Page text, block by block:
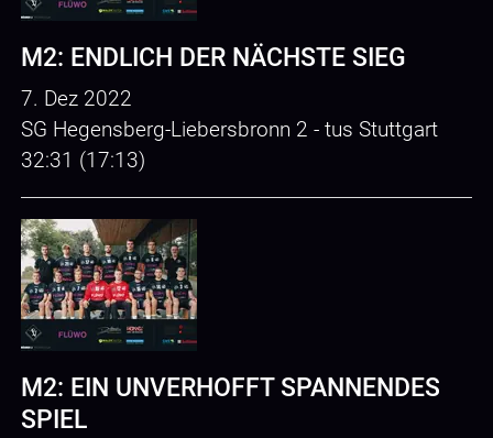
M2: ENDLICH DER NÄCHSTE SIEG
7. Dez 2022
SG Hegensberg-Liebersbronn 2 - tus Stuttgart
32:31 (17:13)
M2: EIN UNVERHOFFT SPANNENDES
SPIEL